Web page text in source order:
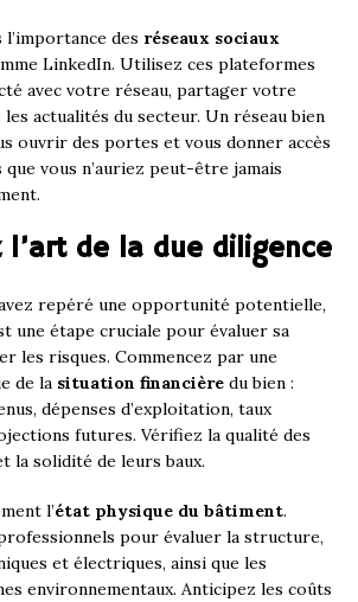
l’importance des réseaux sociaux
LinkedIn. Utilisez ces plateformes
avec votre réseau, partager votre
actualités du secteur. Un réseau bien
ouvrir des portes et vous donner accès
vous n’auriez peut-être jamais
l’art de la due diligence
repéré une opportunité potentielle,
une étape cruciale pour évaluer sa
les risques. Commencez par une
de la situation financière du bien :
dépenses d’exploitation, taux
futures. Vérifiez la qualité des
la solidité de leurs baux.
l’état physique du bâtiment.
pour évaluer la structure,
et électriques, ainsi que les
environnementaux. Anticipez les coûts